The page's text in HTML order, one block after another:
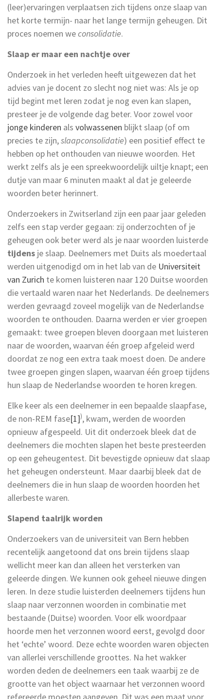
(leer)ervaringen verplaatsen zich tijdens onze slaap van
het korte termijn- naar het lange termijn geheugen. Dit
proces noemen weconsolidatie.
Slaap er maar een nachtje over
Onderzoek in het verleden heeft uitgewezen dat het
advies van je docent zo slecht nog niet was: Als je op
tijd begint met leren zodat je nog even kan slapen,
presteer je de volgende dag beter. Voor zowel voor
jonge kinderen als volwassenen blijkt slaap (of om
precies te zijn,slaapconsolidatie) een positief effect te
hebben op het onthouden van nieuwe woorden. Het
werkt zelfs als je een spreekwoordelijk uiltje knapt; een
dutje van maar 6 minuten maakt al dat je geleerde
woorden beter herinnert.
Onderzoekers in Zwitserland zijn een paar jaar geleden
zelfs een stap verder gegaan: zij onderzochten of je
geheugen ook beter werd als je naar woorden luisterde
tijdens je slaap. Deelnemers met Duits als moedertaal
werden uitgenodigd om in het lab van de Universiteit
van Zurich te komen luisteren naar 120 Duitse woorden
die vertaald waren naar het Nederlands. De deelnemers
werden gevraagd zoveel mogelijk van de Nederlandse
woorden te onthouden. Daarna werden er vier groepen
gemaakt: twee groepen bleven doorgaan met luisteren
naar de woorden, waarvan één groep afgeleid werd
doordat ze nog een extra taak moest doen. De andere
twee groepen gingen slapen, waarvan één groep tijdens
hun slaap de Nederlandse woorden te horen kregen.
Elke keer als een deelnemer in een bepaalde slaapfase,
de non-REM fase[1]), kwam, werden de woorden
opnieuw afgespeeld. Uit dit onderzoek bleek dat de
deelnemers die mochten slapen het beste presteerden
op een geheugentest. Dit bevestigde opnieuw dat slaap
het geheugen ondersteunt. Maar daarbij bleek dat de
deelnemers die in hun slaap de woorden hoorden het
allerbeste waren.
Slapend taalrijk worden
Onderzoekers van de universiteit van Bern hebben
recentelijk aangetoond dat ons brein tijdens slaap
wellicht meer kan dan alleen het versterken van
geleerde dingen. We kunnen ook geheel nieuwe dingen
leren. In deze studie luisterden deelnemers tijdens hun
slaap naar verzonnen woorden in combinatie met
bestaande (Duitse) woorden. Voor elk woordpaar
hoorde men het verzonnen woord eerst, gevolgd door
het ‘echte’ woord. Deze echte woorden waren objecten
van allerlei verschillende groottes. Na het wakker
worden deden de deelnemers een taak waarbij ze de
grootte van het object waarnaar het verzonnen woord
refereerde moesten aangeven. Dit was een maat voor